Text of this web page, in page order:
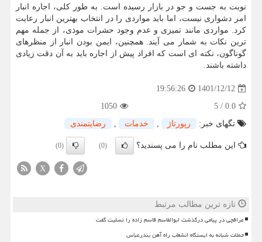
نوبت به جست و جو در بازار رسیده است. به طور کلی، اجاره انبار
امر دشواری نیست، اما باید مواردی را در انتخاب بهترین انبار رعایت
کرد. مواردی مانند تمیزی و عدم وجود حشرات موذی، از جمله مهم
ترین نکات به شمار می آیند. همچنین، ایمن بودن انبار از منظرهای
گوناگون، نکته ای است که افراد پیش از اجاره باید به آن دقت زیادی
داشته باشند.
1401/12/12
19:56:26
0.0
/
5
1050
تگهای خبر:
رپورتاژ , خدمات , رضایتمندی
این مطلب نام را می پسندید؟ (0)
(0)
X
تازه ترین مطالب مرتبط
عراقچی در پیامی درگذشت ابوالقاسم قاسم زاده را تسلیت گفت
حملات شبانه به ایستگاه انشعاب راه آهن بندرعباس